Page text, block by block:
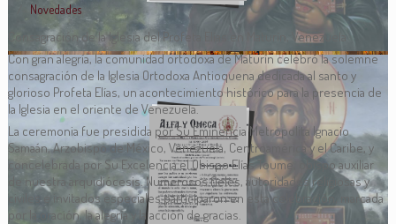
Novedades
Consagración de la Iglesia del Profeta Elías en Maturín, Venezuela
Con gran alegría, la comunidad ortodoxa de Maturín celebró la solemne
consagración de la Iglesia Ortodoxa Antioquena dedicada al santo y
glorioso Profeta Elías, un acontecimiento histórico para la presencia de
la Iglesia en el oriente de Venezuela.
La ceremonia fue presidida por Su Eminencia Metropolita Ignacio
Samaán, Arzobispo de México, Venezuela, Centroamérica y el Caribe, y
concelebrada por Su Excelencia el Obispo Elías Toume, obispo auxiliar
de nuestra arquidiócesis. Numerosos fieles, autoridades religiosas y
civiles e invitados especiales participaron en esta celebración, marcada
por la oración, la alegría y la acción de gracias.